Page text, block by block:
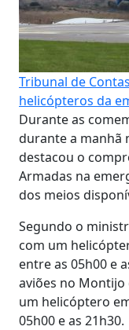
Tribunal de
helicópteros da
Durante as
durante a manhã
destacou o
Armadas na
dos meios
Segundo o
com um
entre as 05h00 e
aviões no
um helicóptero
05h00 e as 21h30.